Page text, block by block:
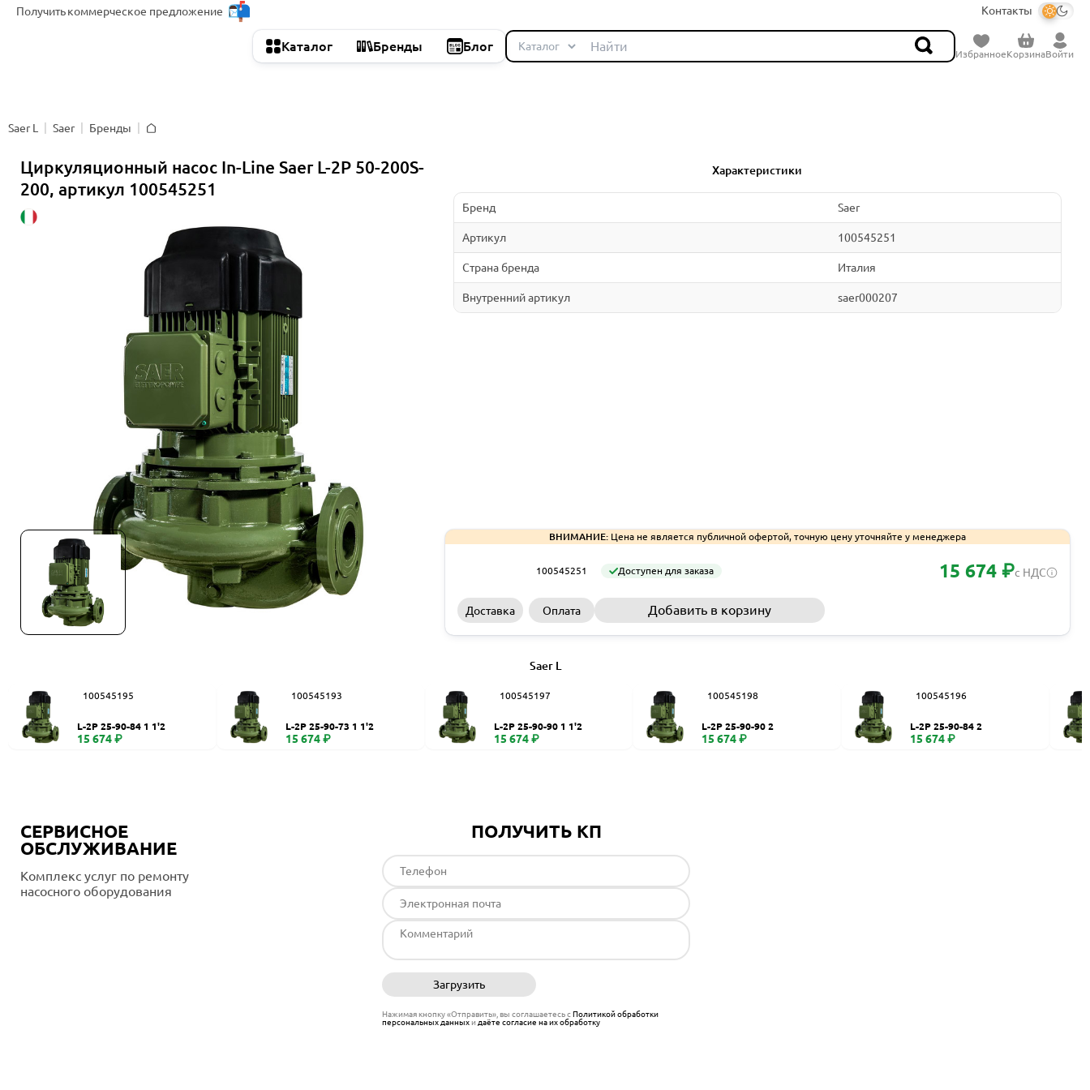
Получитькоммерческое предложение Контакты
Каталог Бренды Блог
ИзбранноеКорзинаВойти
Saer L Saer
Бренды
Циркуляционный насос In-Line Saer L-2P 50-200S-
200, артикул 100545251
Характеристики
Бренд Saer
Артикул 100545251
Страна бренда Италия
Внутренний артикул saer000207
ВНИМАНИЕ:Цена не является публичной офертой, точную цену уточняйте у менеджера
100545251 Доступен для заказа 15 674 ₽с НДС
Доставка Оплата Добавить в корзину
Saer L
100545195
L-2P 25-90-84 1 1'2
15 674 ₽
100545193
L-2P 25-90-73 1 1'2
15 674 ₽
100545197
L-2P 25-90-90 1 1'2
15 674 ₽
100545198
L-2P 25-90-90 2
15 674 ₽
100545196
L-2P 25-90-84 2
15 674 ₽
СЕРВИСНОЕ
ОБСЛУЖИВАНИЕ
Комплекс услуг по ремонту
насосного оборудования
ПОЛУЧИТЬ КП
Загрузить
Нажимая кнопку «Отправить», вы соглашаетесь сПолитикой обработки
персональных данныхи даёте согласие на их обработку